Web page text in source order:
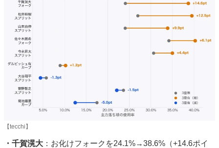
【tecchi】
・千賀滉大 ：お化けフォークを24.1%→38.6%（+14.6ポイ